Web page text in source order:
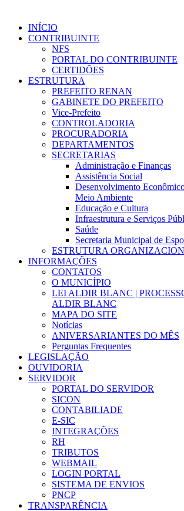
INÍCIO
CONTRIBUINTE
NFS
PORTAL DO CONTRIBUINTE
CERTIDÕES
ESTRUTURA
PREFEITO RENAN
GABINETE DO PREFEITO
Vice-Prefeito
CONTROLADORIA
PROCURADORIA
DEPARTAMENTOS
SECRETARIAS
Administração e Finanças
Assistência Social
Desenvolvimento
Meio Ambiente
Educação e Cultura
Infraestrutura e Serviços
Saúde
Secretaria Municipal de
ESTRUTURA
INFORMAÇÕES
CONTATOS
O MUNICÍPIO
LEI ALDIR BLANC |
ALDIR BLANC
MAPA DO SITE
Notícias
ANIVERSARIANTES DO MÊS
Perguntas Frequentes
LEGISLAÇÃO
OUVIDORIA
SERVIDOR
PORTAL DO SERVIDOR
SICON
CONTABILIADE
E-SIC
INTEGRAÇÕES
RH
TRIBUTOS
WEBMAIL
LOGIN PORTAL
SISTEMA DE ENVIOS
PNCP
TRANSPARÊNCIA